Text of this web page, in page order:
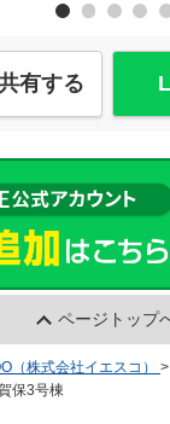
有する
ページトップ
（株式会社イエスコ） >
保3号棟